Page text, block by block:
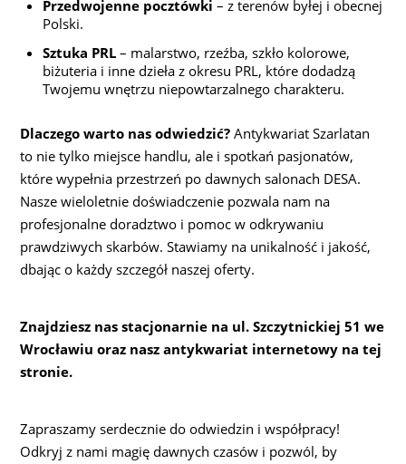
Przedwojenne pocztówki – z terenów byłej i obecnej
Polski.
Sztuka PRL– malarstwo, rzeźba, szkło kolorowe,
biżuteria i inne dzieła z okresu PRL, które dodadzą
Twojemu wnętrzu niepowtarzalnego charakteru.
Dlaczego warto nas odwiedzić? Antykwariat Szarlatan
to nie tylko miejsce handlu, ale i spotkań pasjonatów,
które wypełnia przestrzeń po dawnych salonach DESA.
Nasze wieloletnie doświadczenie pozwala nam na
profesjonalne doradztwo i pomoc w odkrywaniu
prawdziwych skarbów. Stawiamy na unikalność i jakość,
dbając o każdy szczegół naszej oferty.
Znajdziesz nas stacjonarnie na ul. Szczytnickiej 51 we
Wrocławiu oraz nasz antykwariat internetowy na tej
stronie.
Zapraszamy serdecznie do odwiedzin i współpracy!
Odkryj z nami magię dawnych czasów i pozwól, by